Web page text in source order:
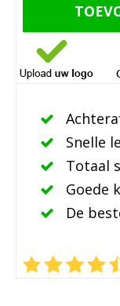
Snelle
Totaal
Goede
De